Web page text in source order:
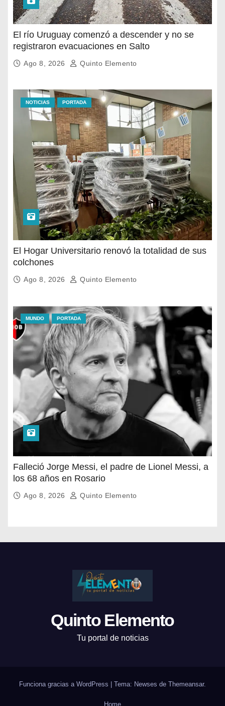
El río Uruguay comenzó a descender y no se
registraron evacuaciones en Salto
Ago 8, 2026 Quinto Elemento
NOTICIAS PORTADA
El Hogar Universitario renovó la totalidad de sus
colchones
Ago 8, 2026 Quinto Elemento
MUNDO PORTADA
Falleció Jorge Messi, el padre de Lionel Messi, a
los 68 años en Rosario
Ago 8, 2026 Quinto Elemento
Quinto Elemento
Tu portal de noticias
Funciona gracias a WordPress | Tema: Newses de Themeansar.
Home